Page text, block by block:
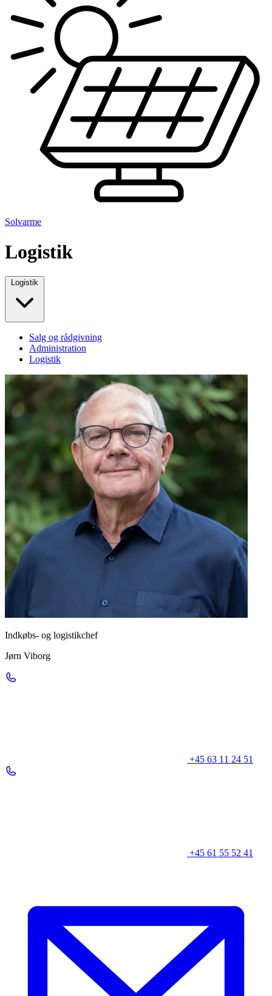
Solvarme
Logistik
Logistik
Salg og rådgivning
Administration
Logistik
Indkøbs- og logistikchef
Jørn Viborg
+45 63 11 24 51
+45 61 55 52 41